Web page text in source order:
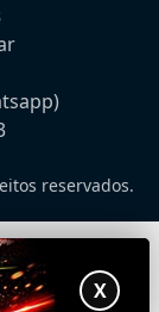
reservados.
X